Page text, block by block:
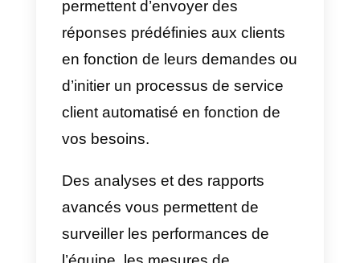
collaboratif auquel les entreprises
peuvent connecter leur page
Facebook, un compte WhatsApp
viaAPI de WhatsApp Business
Instagram Business
pour centraliser les canaux de
support et offrir une meilleure
expérience au client final, le tout